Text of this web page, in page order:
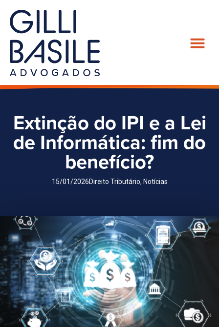
Extinção do IPI e a Lei
de Informática: fim do
benefício?
15/01/2026Direito Tributário, Notícias